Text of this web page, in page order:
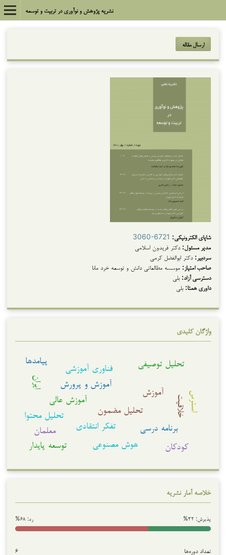
نشریه پژوهش و نوآوری در تربیت و توسعه
ارسال مقاله
شاپای الکترونیکی: 3060-6721
مدیر مسئول: دکتر فریدون اسلامی
سردبیر: دکتر ابوالفضل کرمی
صاحب امتیاز: موسسه مطالعاتی دانش و توسعه خرد مانا
دسترسی آزاد: بلی
داوری همتا: بلی
واژگان کلیدی
تحلیل مضمون
تفکر انتقادی
آموزش
آموزش عالی
برنامه درسی
هوش مصنوعی
آموزش و پرورش
فناوری آموزشی تحلیل توصیفی
تحلیل محتوا
توسعه پایدار
خلاقیت
معلمان
ایران
پیامدها
کودکان
استرس
خلاصه آمار نشریه
پذیرش: ۳۲% رد: ۶۸%
تعداد دوره‌ها ۶